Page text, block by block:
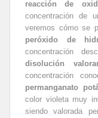
reacción de
concentración de
veremos cómo se
peróxido de
concentración
disolución
concentración
permanganato
color violeta muy
siendo valorada